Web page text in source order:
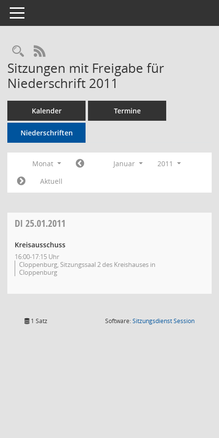
Toggle navigation
Rechercheauswahl
RSS-Feed
Sitzungen mit Freigabe für
Niederschrift 2011
Kalender Termine
Niederschriften
Monat Januar
2011
Aktuell
DI 25.01.2011
Kreisausschuss
16:00-17:15 Uhr
Cloppenburg, Sitzungssaal 2 des Kreishauses in
Cloppenburg
1 Satz Software:SitzungsdienstSession(Wird in